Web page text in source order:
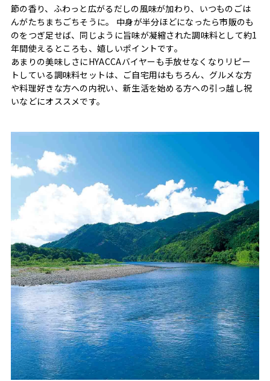
節の香り、ふわっと広がるだしの風味が加わり、いつものごは
んがたちまちごちそうに。 中身が半分ほどになったら市販のも
のをつぎ足せば、同じように旨味が凝縮された調味料として約1
年間使えるところも、嬉しいポイントです。
あまりの美味しさにHYACCAバイヤーも手放せなくなりリピー
トしている調味料セットは、ご自宅用はもちろん、グルメな方
や料理好きな方への内祝い、新生活を始める方への引っ越し祝
いなどにオススメです。